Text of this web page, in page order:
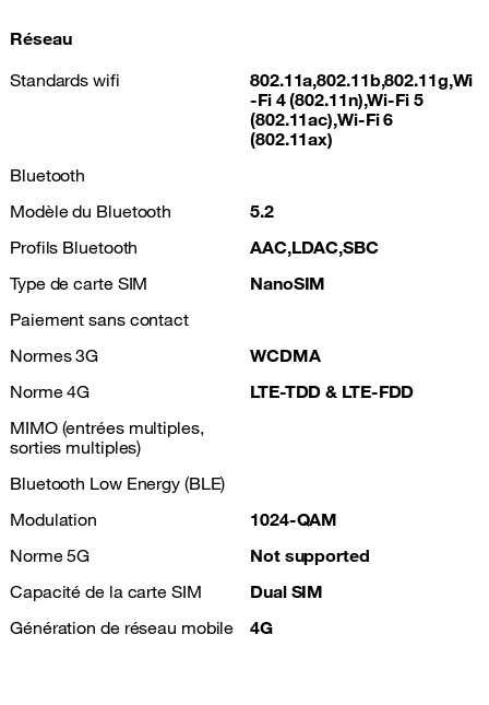
Réseau
Standards wifi
802.11a,802.11b,802.11g,Wi
-Fi 4 (802.11n),Wi-Fi 5
(802.11ac),Wi-Fi 6
(802.11ax)
Bluetooth
Modèle du Bluetooth
5.2
Profils Bluetooth
AAC,LDAC,SBC
Type de carte SIM
NanoSIM
Paiement sans contact
Normes 3G
WCDMA
Norme 4G
LTE-TDD & LTE-FDD
MIMO (entrées multiples,
sorties multiples)
Bluetooth Low Energy (BLE)
Modulation
1024-QAM
Norme 5G
Not supported
Capacité de la carte SIM
Dual SIM
Génération de réseau mobile
4G